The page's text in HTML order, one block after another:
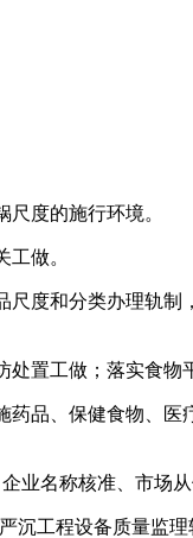
度的施行环境。
做。
度和分类办理轨制
置工做；落实食物
品、保健食物、医
名称核准、市场从
工程设备质量监